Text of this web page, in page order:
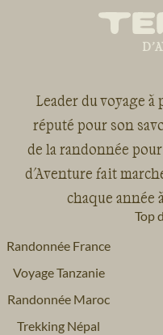
Leader du voyage à
réputé pour son
de la randonnée
d'Aventure fait
chaque année
Top
Randonnée France
Voyage Tanzanie
Randonnée Maroc
Trekking Népal